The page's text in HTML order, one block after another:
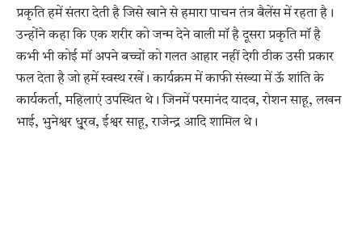
प्रकृति हमें संतरा देती है जिसे खाने से हमारा पाचन तंत्र बैलेंस में रहता है।
उन्होंने कहा कि एक शरीर को जन्म देने वाली मॉ है दूसरा प्रकृति मॉ है
कभी भी कोई मॉ अपने बच्चों को गलत आहार नहीं देगी ठीक उसी प्रकार
फल देता है जो हमें स्वस्थ रखें। कार्यक्रम में काफी संख्या में ऊॅ शांति के
कार्यकर्ता, महिलाएं उपस्थित थे। जिनमें परमानंद यादव, रोशन साहू, लखन
भाई, भुनेश्वर धु्रव, ईश्वर साहू, राजेन्द्र आदि शामिल थे।